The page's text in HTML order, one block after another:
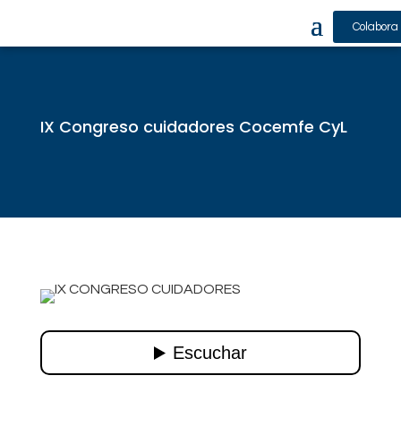
Colabora
IX Congreso cuidadores Cocemfe CyL